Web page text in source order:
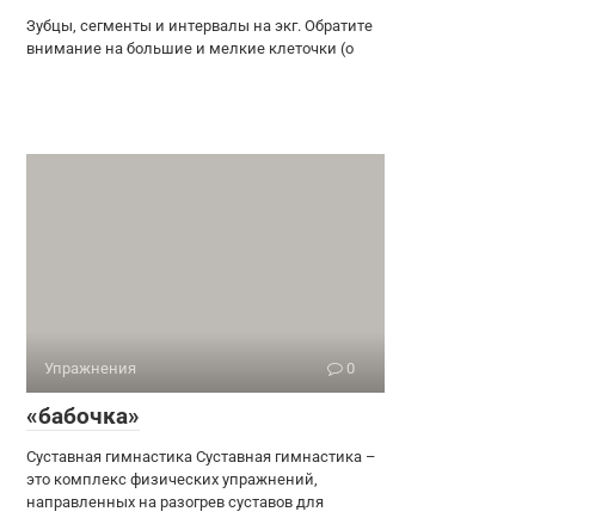
Зубцы, сегменты и интервалы на экг. Обратите
внимание на большие и мелкие клеточки (о
Упражнения 0
«бабочка»
Суставная гимнастика Суставная гимнастика –
это комплекс физических упражнений,
направленных на разогрев суставов для